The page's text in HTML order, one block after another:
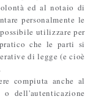
ed al notaio di
personalmente le
utilizzare per
che le parti si
di legge (e cioè
compiuta anche al
dell'autenticazione